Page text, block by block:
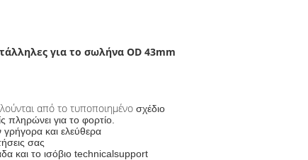
για το σωλήνα OD 43mm
από το τυποποιημένο σχέδιο
πληρώνει για το φορτίο.
και ελεύθερα
σας
και το ισόβιο technicalsupport